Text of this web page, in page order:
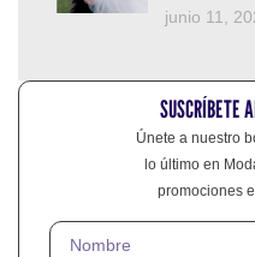
junio 11,
SUSCRÍBETE
Únete a nuestro
lo último en
promociones